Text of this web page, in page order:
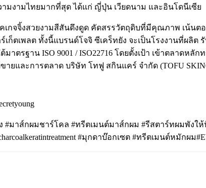
มงามไทยมากที่สุด ได้แก่ ญี่ปุ่น เวียดนาม และอินโดนีเซีย
เกจจิ้งสวยงามสีสันดึงดูด คัดสรรวัตถุดิบที่มีคุณภาพ เน้น
เพลต ทั้งนี้แบรนด์โจจิ ซีเคร็ทยัง จะเป็นโรงงานที่ผลิต
รฐาน ISO 9001 / ISO22716 โดยตั้งเป้า เข้าตลาดหลั
และการตลาด บริษัท โทฟู สกินแคร์ จำกัด (TOFU
#มาส์กผมชาร์โคล #ทรีตเมนต์มาส์กผม #รีสตาร์ทผมพังให้
#มุกดาบ๊อกเซต #ทรีตเมนต์หมักผม